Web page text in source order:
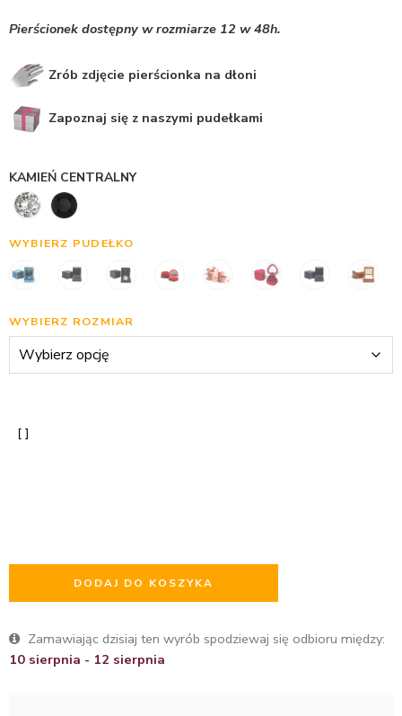
Pierścionek dostępny w rozmiarze 12 w 48h.
Zrób zdjęcie pierścionka na dłoni
Zapoznaj się z naszymi pudełkami
KAMIEŃ CENTRALNY
WYBIERZ PUDEŁKO
WYBIERZ ROZMIAR
DODAJ DO KOSZYKA
Zamawiając dzisiaj ten wyrób spodziewaj się odbioru między:
10 sierpnia - 12 sierpnia